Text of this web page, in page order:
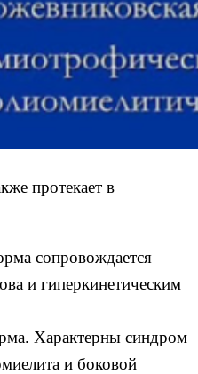
протекает в
сопровождается
и гиперкинетическим
Характерны синдром
и боковой